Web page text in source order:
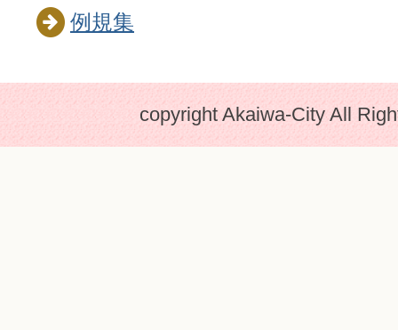
例規集
copyright Akaiwa-City All